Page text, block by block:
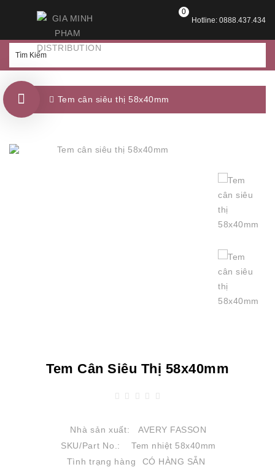
Hotline: 0888.437.434
0
Tem cân siêu thị 58x40mm
Tem Cân Siêu Thị 58x40mm
Nhà sản xuất:
AVERY FASSON
SKU/Part No.:
Tem nhiệt 58x40mm
Tình trạng hàng
CÓ HÀNG SẴN